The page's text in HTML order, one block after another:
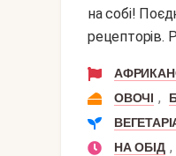
на собі!
рецепторів.
ОВОЧІ ,
НА ОБІД ,